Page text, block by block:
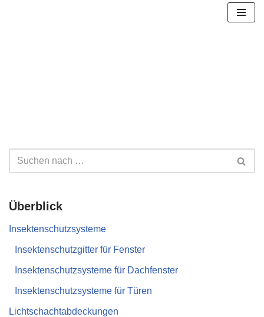
Überblick
Insektenschutzsysteme
Insektenschutzgitter für Fenster
Insektenschutzsysteme für Dachfenster
Insektenschutzsysteme für Türen
Lichtschachtabdeckungen